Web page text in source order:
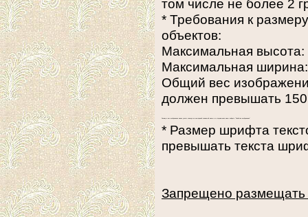
том числе не более 2
* Требования к
объектов:
Максимальная высота:
Максимальная ширина:
Общий вес
должен превышать
* Размер шрифта
превышать текста
Запрещено размещать